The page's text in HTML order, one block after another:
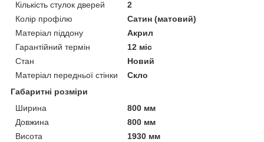
Кількість стулок дверей
2
Колір профілю
Сатин (матовий)
Матеріал піддону
Акрил
Гарантійний термін
12 міс
Стан
Новий
Матеріал передньої стінки
Скло
Габаритні розміри
Ширина
800 мм
Довжина
800 мм
Висота
1930 мм